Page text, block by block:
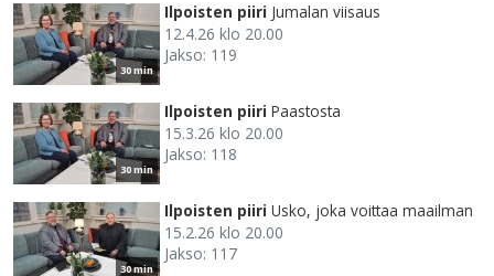
30 min
Ilpoisten piiri Jumalan viisaus
12.4.26 klo 20.00
Jakso: 119
30 min
Ilpoisten piiri Paastosta
15.3.26 klo 20.00
Jakso: 118
30 min
Ilpoisten piiri Usko, joka voittaa maailman
15.2.26 klo 20.00
Jakso: 117